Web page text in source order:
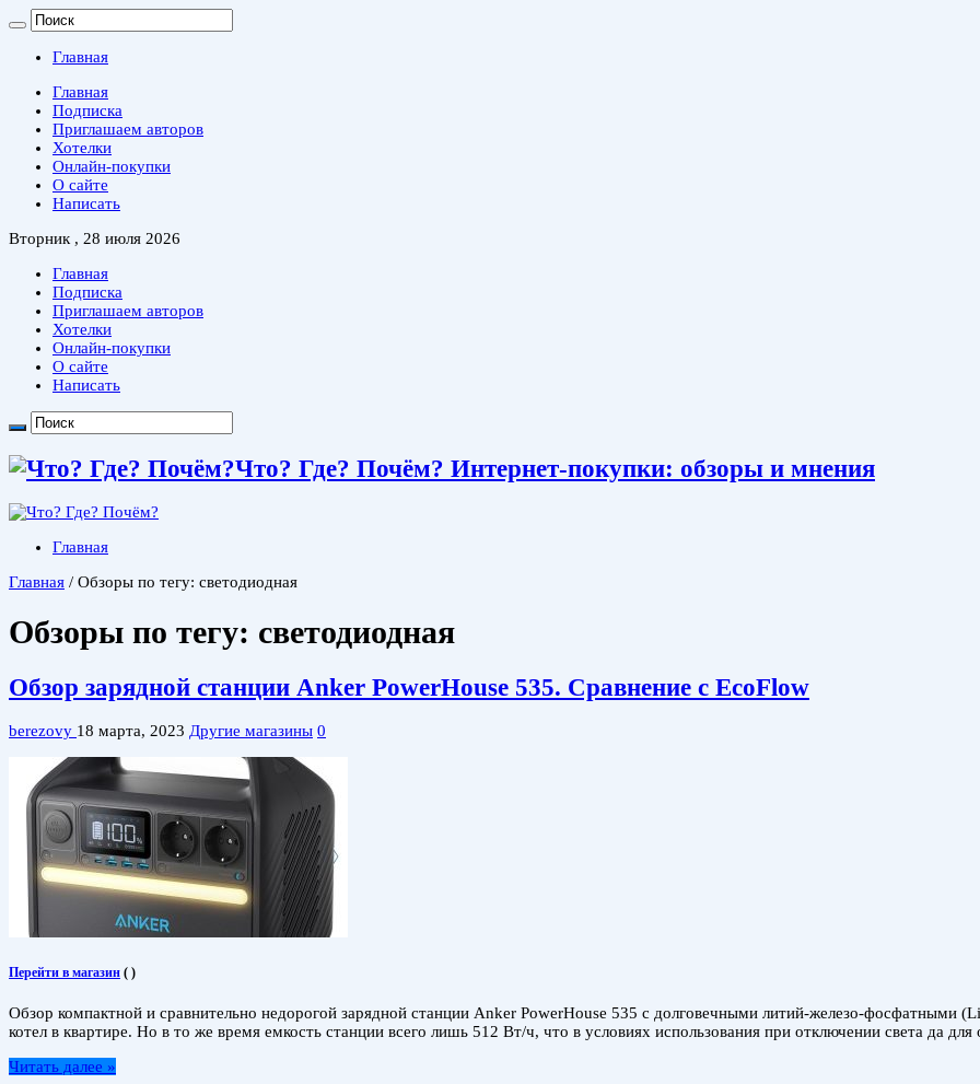
Главная
Главная
Подписка
Приглашаем авторов
Хотелки
Онлайн-покупки
О сайте
Написать
Вторник , 28 июля 2026
Главная
Подписка
Приглашаем авторов
Хотелки
Онлайн-покупки
О сайте
Написать
Что? Где? Почём? Интернет-покупки: обзоры и мнения
Главная
Главная / Обзоры по тегу: светодиодная
Обзоры по тегу: светодиодная
Обзор зарядной станции Anker PowerHouse 535. Сравнение с EcoFlow
berezovy 18 марта, 2023 Другие магазины 0
Перейти в магазин ( )
Обзор компактной и сравнительно недорогой зарядной станции Anker PowerHouse 535 с долговечными литий-железо-фосфатными
котел в квартире. Но в то же время емкость станции всего лишь 512 Вт/ч, что в условиях использования при отключении света да
Читать далее »